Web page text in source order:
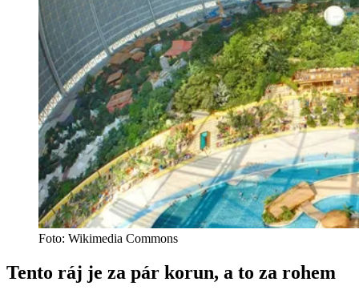
Foto: Wikimedia Commons
Tento ráj je za pár korun, a to za rohem